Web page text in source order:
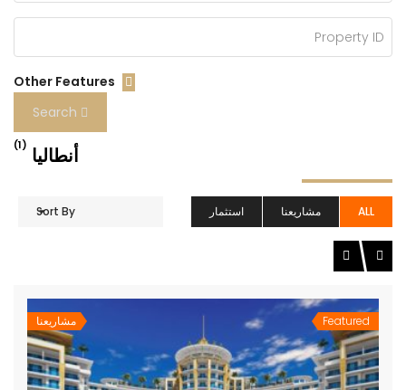
أنطاليا (1)
ALL مشاريعنا استثمار Sort By
Featured مشاريعنا